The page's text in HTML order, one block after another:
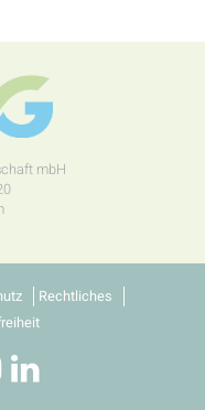
mbH
Rechtliches